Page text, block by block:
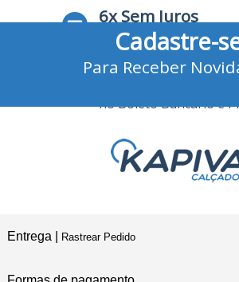
6x Sem Juros
no Cartão de Crédito
no Boleto Bancário e
Cadastre-
Para Receber
Entrega | Rastrear Pedido